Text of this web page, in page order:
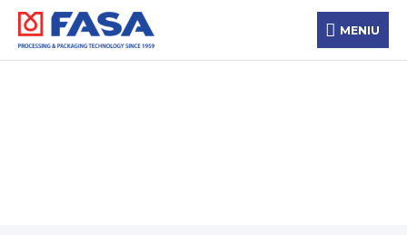
Skip
content
MENIU
MENIU